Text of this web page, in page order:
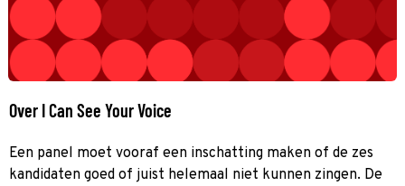
Over I Can See Your Voice
Een panel moet vooraf een inschatting maken of de zes
kandidaten goed of juist helemaal niet kunnen zingen. De